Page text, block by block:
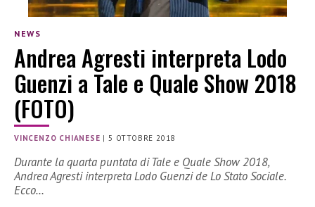
NEWS
Andrea Agresti interpreta Lodo
Guenzi a Tale e Quale Show 2018
(FOTO)
VINCENZO CHIANESE |5 OTTOBRE 2018
Durante la quarta puntata di Tale e Quale Show 2018,
Andrea Agresti interpreta Lodo Guenzi de Lo Stato Sociale.
Ecco…